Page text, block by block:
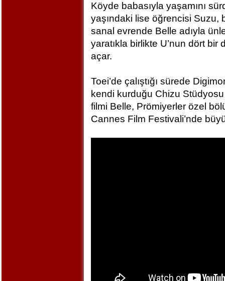
Köyde babasıyla yaşamını
yaşındaki lise öğrencisi Suzu,
sanal evrende Belle adıyla
yaratıkla birlikte U’nun dört
açar.
Toei’de çalıştığı sürede
kendi kurduğu Chizu
filmi Belle, Prömiyerler özel
Cannes Film Festivali’nde